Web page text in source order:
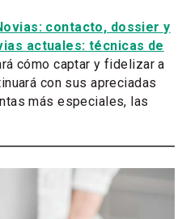
contacto, dossier y
actuales: técnicas de
cómo captar y fidelizar a
con sus apreciadas
más especiales, las